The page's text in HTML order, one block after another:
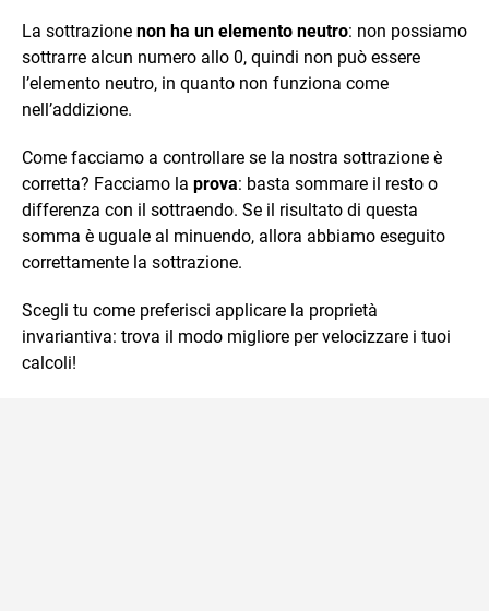
La sottrazione non ha un elemento neutro: non possiamo
sottrarre alcun numero allo 0, quindi non può essere
l’elemento neutro, in quanto non funziona come
nell’addizione.
Come facciamo a controllare se la nostra sottrazione è
corretta? Facciamo la prova: basta sommare il resto o
differenza con il sottraendo. Se il risultato di questa
somma è uguale al minuendo, allora abbiamo eseguito
correttamente la sottrazione.
Scegli tu come preferisci applicare la proprietà
invariantiva: trova il modo migliore per velocizzare i tuoi
calcoli!